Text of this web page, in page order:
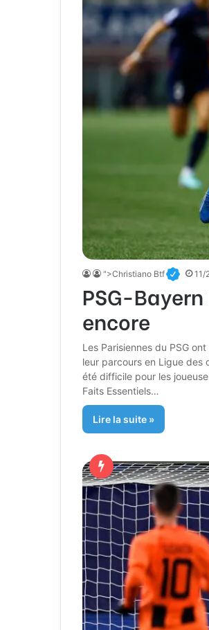
">Christiano Btf 11/
PSG-
encore
Les Parisiennes du PSG
leur parcours en Ligue des
été difficile pour les
Faits Essentiels…
Lire la suite »